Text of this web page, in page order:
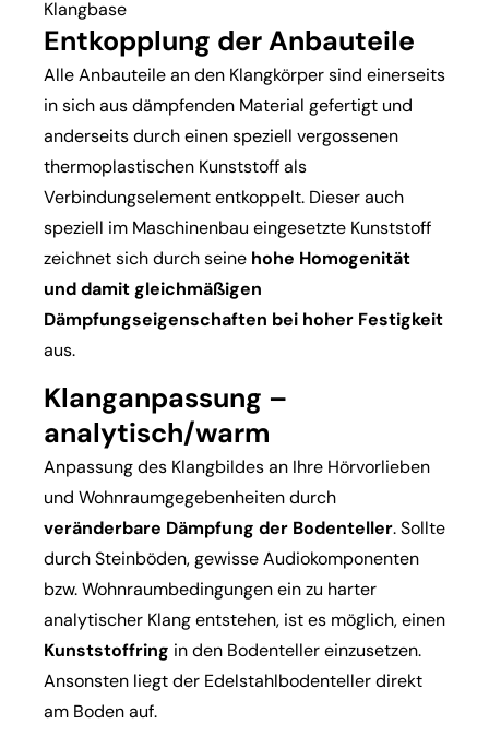
Klangbase
Entkopplung der Anbauteile
Alle Anbauteile an den Klangkörper sind einerseits
in sich aus dämpfenden Material gefertigt und
anderseits durch einen speziell vergossenen
thermoplastischen Kunststoff als
Verbindungselement entkoppelt. Dieser auch
speziell im Maschinenbau eingesetzte Kunststoff
zeichnet sich durch seine hohe Homogenität
und damit gleichmäßigen
Dämpfungseigenschaften bei hoher Festigkeit
aus.
Klanganpassung –
analytisch/warm
Anpassung des Klangbildes an Ihre Hörvorlieben
und Wohnraumgegebenheiten durch
veränderbare Dämpfung der Bodenteller. Sollte
durch Steinböden, gewisse Audiokomponenten
bzw. Wohnraumbedingungen ein zu harter
analytischer Klang entstehen, ist es möglich, einen
Kunststoffring in den Bodenteller einzusetzen.
Ansonsten liegt der Edelstahlbodenteller direkt
am Boden auf.